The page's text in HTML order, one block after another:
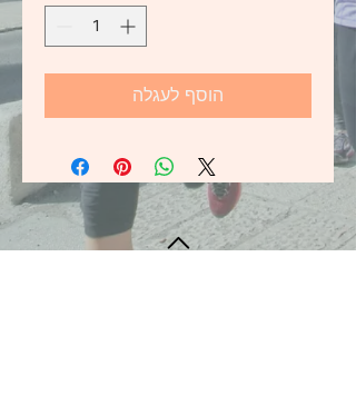
הוסף לעגלה